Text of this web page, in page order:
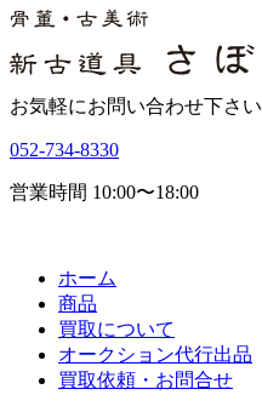
お気軽にお問い合わせ下さい
052-734-8330
営業時間 10:00〜18:00
ホーム
商品
買取について
オークション代行出品
買取依頼・お問合せ